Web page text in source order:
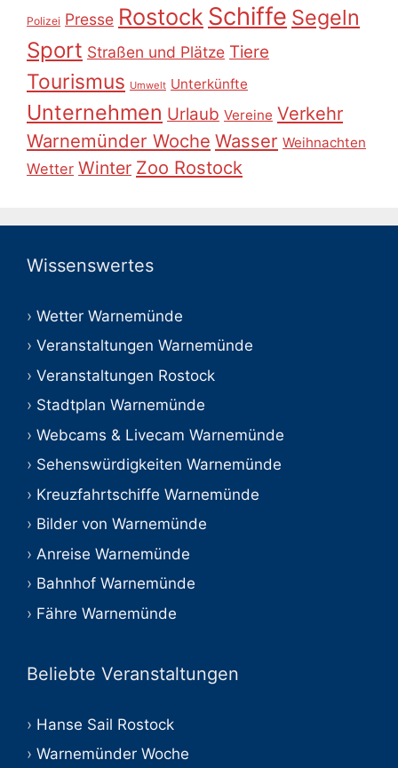
Polizei Presse Rostock Schiffe Segeln
Sport Straßen und Plätze Tiere
Tourismus Umwelt Unterkünfte
Unternehmen Urlaub Vereine Verkehr
Warnemünder Woche Wasser Weihnachten
Wetter Winter Zoo Rostock
Wissenswertes
Wetter Warnemünde
Veranstaltungen Warnemünde
Veranstaltungen Rostock
Stadtplan Warnemünde
Webcams & Livecam Warnemünde
Sehenswürdigkeiten Warnemünde
Kreuzfahrtschiffe Warnemünde
Bilder von Warnemünde
Anreise Warnemünde
Bahnhof Warnemünde
Fähre Warnemünde
Beliebte Veranstaltungen
Hanse Sail Rostock
Warnemünder Woche